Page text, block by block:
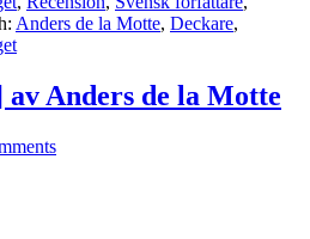
Anders de la Motte, Deckare,
av Anders de la Motte